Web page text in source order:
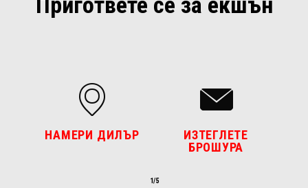
НАМЕРИ ДИЛЪР
ИЗТЕГЛЕТЕ
БРОШУРА
1/5